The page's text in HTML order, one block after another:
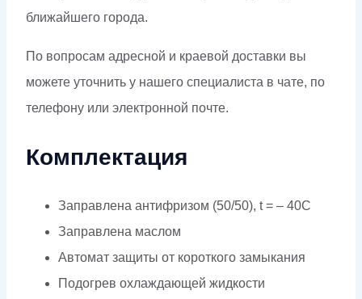
ближайшего города.
По вопросам адресной и краевой доставки вы
можете уточнить у нашего специалиста в чате, по
телефону или электронной почте.
Комплектация
Заправлена антифризом (50/50), t = – 40C
Заправлена маслом
Автомат защиты от короткого замыкания
Подогрев охлаждающей жидкости